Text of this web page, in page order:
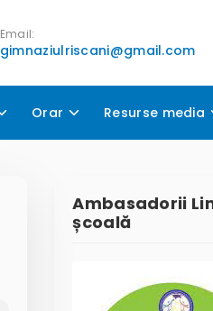
Email:
gimnaziulriscani@gmail.com
Orar Resurse media
Ambasadorii
școală